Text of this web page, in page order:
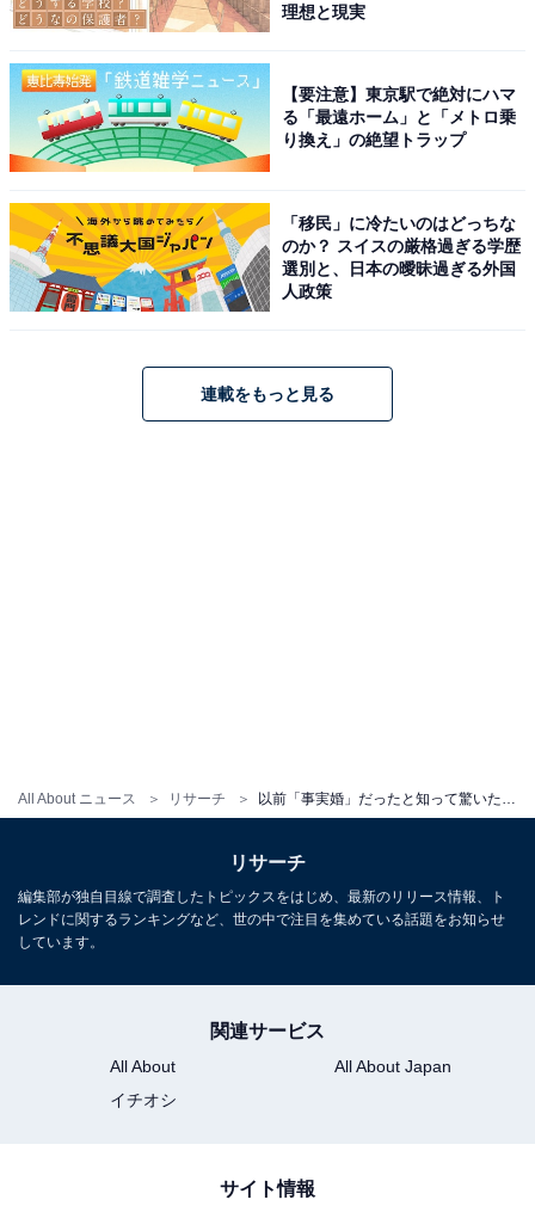
All About ニュース リサーチ 以前「事実婚」だったと知って驚いた芸能人ランキング！ 2位「吉田美和」を抑えた1位は？
理想と現実
【要注意】東京駅で絶対にハマ
る「最遠ホーム」と「メトロ乗
り換え」の絶望トラップ
「移民」に冷たいのはどっちな
のか？ スイスの厳格過ぎる学歴
選別と、日本の曖昧過ぎる外国
人政策
連載をもっと見る
リサーチ
編集部が独自目線で調査したトピックスをはじめ、最新のリリース情報、ト
レンドに関するランキングなど、世の中で注目を集めている話題をお知らせ
しています。
関連サービス
All About
All About Japan
イチオシ
サイト情報